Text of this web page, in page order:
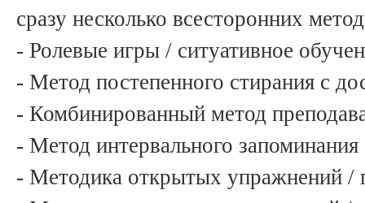
сразу несколько всесторонних
- Ролевые игры / ситуативное
- Метод постепенного стирания с
- Комбинированный метод
- Метод интервального запоминания
- Методика открытых упражнений /